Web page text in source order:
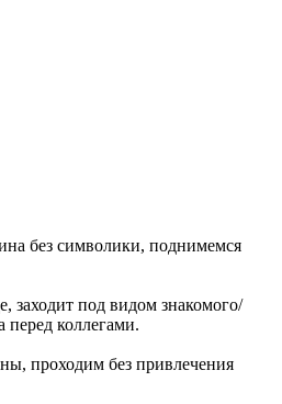
без символики, поднимемся
заходит под видом знакомого/
перед коллегами.
проходим без привлечения